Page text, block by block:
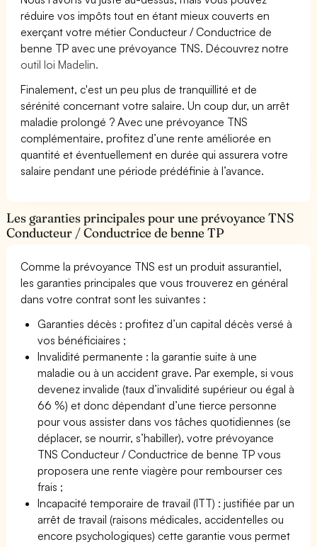
réduire vos impôts tout en étant mieux couverts en
exerçant votre métier Conducteur / Conductrice de
benne TP avec une prévoyance TNS. Découvrez notre
outil loi Madelin.
Finalement, c'est un peu plus de tranquillité et de
sérénité concernant votre salaire. Un coup dur, un arrêt
maladie prolongé ? Avec une prévoyance TNS
complémentaire, profitez d’une rente améliorée en
quantité et éventuellement en durée qui assurera votre
salaire pendant une période prédéfinie à l’avance.
Les garanties principales pour une prévoyance TNS
Conducteur / Conductrice de benne TP
Comme la prévoyance TNS est un produit assurantiel,
les garanties principales que vous trouverez en général
dans votre contrat sont les suivantes :
Garanties décès : profitez d’un capital décès versé à
vos bénéficiaires ;
Invalidité permanente : la garantie suite à une
maladie ou à un accident grave. Par exemple, si vous
devenez invalide (taux d’invalidité supérieur ou égal à
66 %) et donc dépendant d’une tierce personne
pour vous assister dans vos tâches quotidiennes (se
déplacer, se nourrir, s’habiller), votre prévoyance
TNS Conducteur / Conductrice de benne TP vous
proposera une rente viagère pour rembourser ces
frais ;
Incapacité temporaire de travail (ITT) : justifiée par un
arrêt de travail (raisons médicales, accidentelles ou
encore psychologiques) cette garantie vous permet